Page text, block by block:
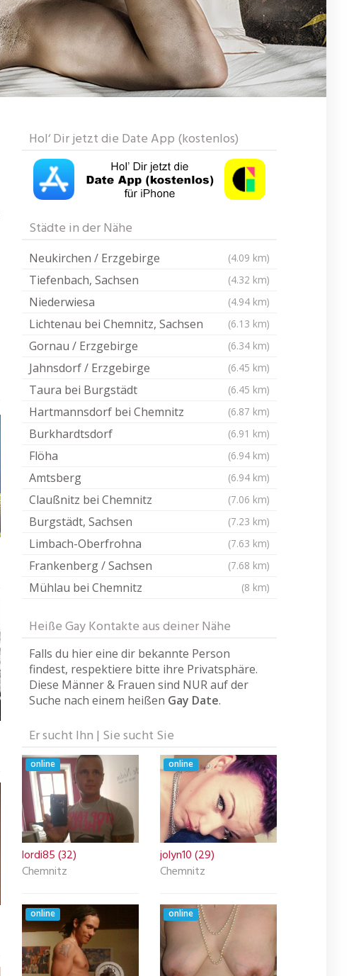
Hol‘ Dir jetzt die Date App (kostenlos)
Städte in der Nähe
Neukirchen / Erzgebirge (4.09 km)
Tiefenbach, Sachsen (4.32 km)
Niederwiesa (4.94 km)
Lichtenau bei Chemnitz, Sachsen (6.13 km)
Gornau / Erzgebirge (6.34 km)
Jahnsdorf / Erzgebirge (6.45 km)
Taura bei Burgstädt (6.45 km)
Hartmannsdorf bei Chemnitz (6.87 km)
Burkhardtsdorf (6.91 km)
Flöha (6.94 km)
Amtsberg (6.94 km)
Claußnitz bei Chemnitz (7.06 km)
Burgstädt, Sachsen (7.23 km)
Limbach-Oberfrohna (7.63 km)
Frankenberg / Sachsen (7.68 km)
Mühlau bei Chemnitz (8 km)
Heiße Gay Kontakte aus deiner Nähe
Falls du hier eine dir bekannte Person
findest, respektiere bitte ihre Privatsphäre.
Diese Männer & Frauen sind NUR auf der
Suche nach einem heißen Gay Date.
Er sucht Ihn | Sie sucht Sie
online
lordi85 (32)
Chemnitz
online
jolyn10 (29)
Chemnitz
online online